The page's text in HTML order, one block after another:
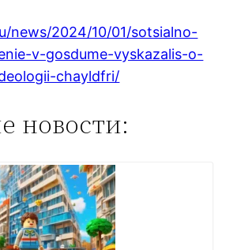
news/2024/10/01/sotsialno-
v-gosdume-vyskazalis-o-
chayldfri/
новости: